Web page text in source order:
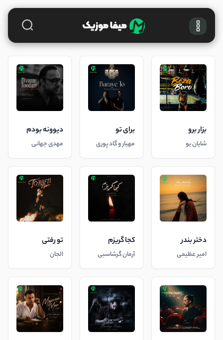
بزار برو
شایان یو
برای تو
مهیار و گاد پوری
دیوونه بودم
مهدی جهانی
دختر بندر
امیر عظیمی
کجا گریزم
آرمان گرشاسبی
تو رفتی
الجان